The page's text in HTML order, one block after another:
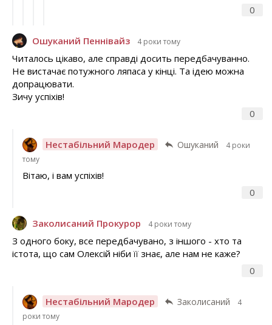
0
Ошуканий Пеннівайз 4 роки тому
0
Читалось цікаво, але справді досить передбачуванно.
Не вистачає потужного ляпаса у кінці. Та ідею можна
допрацювати.
Зичу успіхів!
Нестабільний Мародер Ошуканий
4 роки
тому
0
Вітаю, і вам успіхів!
Заколисаний Прокурор 4 роки тому
0
З одного боку, все передбачувано, з іншого - хто та
істота, що сам Олексій ніби її знає, але нам не каже?
Нестабільний Мародер Заколисаний
4
роки тому